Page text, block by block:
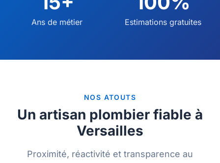
Ans de métier Estimations gratuites
NOS ATOUTS
Un artisan plombier fiable à
Versailles
Proximité, réactivité et transparence au